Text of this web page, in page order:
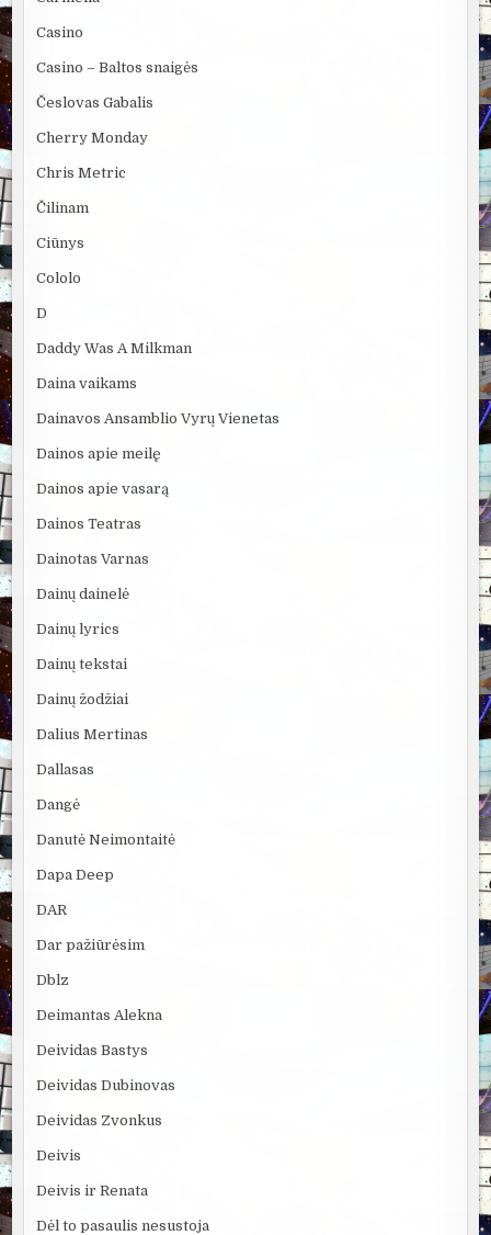
Casino
Casino – Baltos snaigės
Česlovas Gabalis
Cherry Monday
Chris Metric
Čilinam
Ciūnys
Cololo
D
Daddy Was A Milkman
Daina vaikams
Dainavos Ansamblio Vyrų Vienetas
Dainos apie meilę
Dainos apie vasarą
Dainos Teatras
Dainotas Varnas
Dainų dainelė
Dainų lyrics
Dainų tekstai
Dainų žodžiai
Dalius Mertinas
Dallasas
Dangė
Danutė Neimontaitė
Dapa Deep
DAR
Dar pažiūrėsim
Dblz
Deimantas Alekna
Deividas Bastys
Deividas Dubinovas
Deividas Zvonkus
Deivis
Deivis ir Renata
Dėl to pasaulis nesustoja